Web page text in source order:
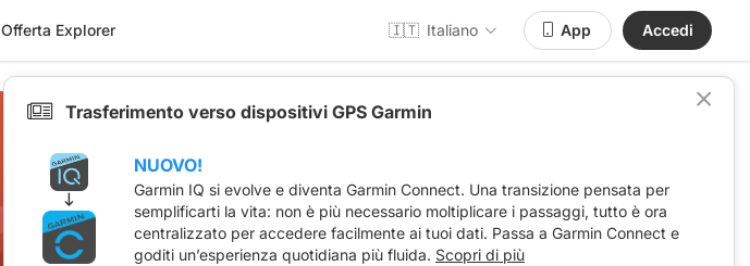
Offerta Explorer 🇮🇹 Italiano App Accedi
Trasferimento verso dispositivi GPS Garmin
NUOVO!
Garmin IQ si evolve e diventa Garmin Connect. Una transizione pensata per
semplificarti la vita: non è più necessario moltiplicare i passaggi, tutto è ora
centralizzato per accedere facilmente ai tuoi dati. Passa a Garmin Connect e
goditi un’esperienza quotidiana più fluida. Scopri di più